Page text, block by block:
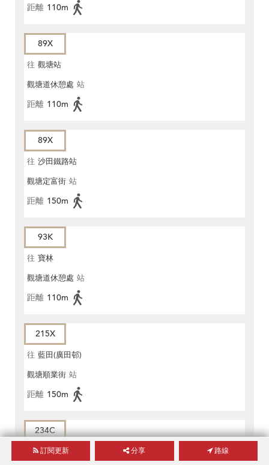
距離 110m
89X
往 觀塘站
觀塘道休憩處 站
距離 110m
89X
往 沙田鐵路站
觀塘定富街 站
距離 150m
93K
往 寶林
觀塘道休憩處 站
距離 110m
215X
往 藍田(廣田邨)
觀塘順業街 站
距離 150m
234C
往 觀塘鐵路站
訂閱更新 分享 路線